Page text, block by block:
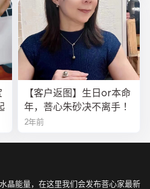
【客户返图】生日or本命
年，菩心朱砂决不离手 ！
2年前
晶能量，在这里我们会发布菩心家最新